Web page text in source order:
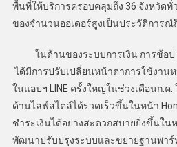
พื้นที่ให้บริการครอบคลุมถึง 36 จังหวัดทั่
ของจำนวนออเดอร์สูงเป็นประวัติการณ์
ในด้านของระบบการเงิน การช้อป ก
ได้มีการปรับเปลี่ยนหน้าตาการใช้งาน
ในแอปฯ LINE ครั้งใหญ่ในช่วงเดือนก.ค.
ด้านไลฟ์สไตล์ได้รวดเร็วขึ้นในหน้า
ชำระเงินได้อย่างสะดวกสบายยิ่งขึ้นใน
พัฒนาปรับปรุงระบบและขยายฐานพาร์